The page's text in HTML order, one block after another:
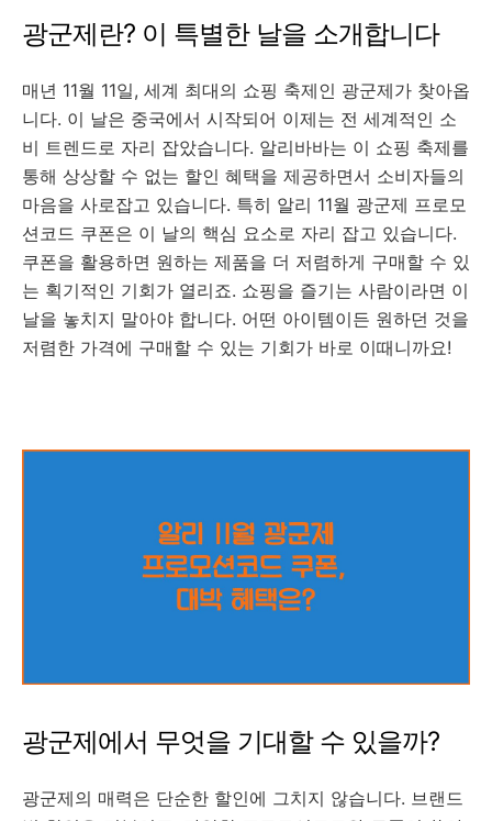
광군제란? 이 특별한 날을 소개합니다
매년 11월 11일, 세계 최대의 쇼핑 축제인 광군제가 찾아옵
니다. 이 날은 중국에서 시작되어 이제는 전 세계적인 소
비 트렌드로 자리 잡았습니다. 알리바바는 이 쇼핑 축제를
통해 상상할 수 없는 할인 혜택을 제공하면서 소비자들의
마음을 사로잡고 있습니다. 특히 알리 11월 광군제 프로모
션코드 쿠폰은 이 날의 핵심 요소로 자리 잡고 있습니다.
쿠폰을 활용하면 원하는 제품을 더 저렴하게 구매할 수 있
는 획기적인 기회가 열리죠. 쇼핑을 즐기는 사람이라면 이
날을 놓치지 말아야 합니다. 어떤 아이템이든 원하던 것을
저렴한 가격에 구매할 수 있는 기회가 바로 이때니까요!
광군제에서 무엇을 기대할 수 있을까?
광군제의 매력은 단순한 할인에 그치지 않습니다. 브랜드